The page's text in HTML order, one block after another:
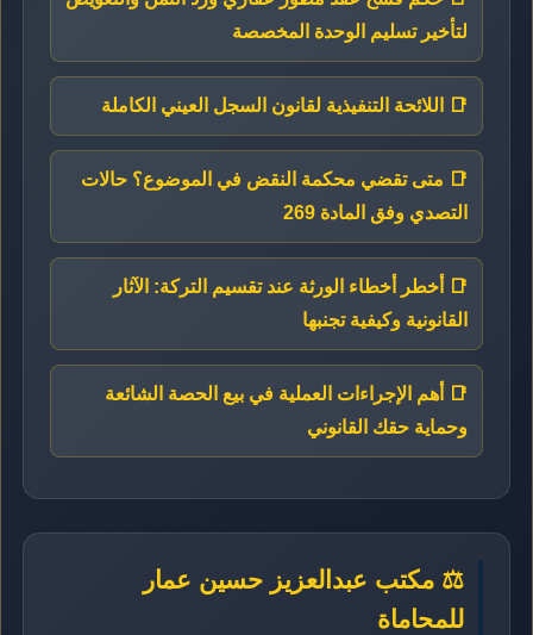
لتأخير تسليم الوحدة المخصصة
📑 اللائحة التنفيذية لقانون السجل العيني الكاملة
📑 متى تقضي محكمة النقض في الموضوع؟ حالات
التصدي وفق المادة 269
📑 أخطر أخطاء الورثة عند تقسيم التركة: الآثار
القانونية وكيفية تجنبها
📑 أهم الإجراءات العملية في بيع الحصة الشائعة
وحماية حقك القانوني
⚖️ مكتب عبدالعزيز حسين عمار
للمحاماة